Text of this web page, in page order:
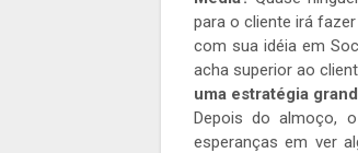
para o cliente irá
com sua idéia em
acha superior ao
uma estratégia
Depois do almoço,
esperanças em ver